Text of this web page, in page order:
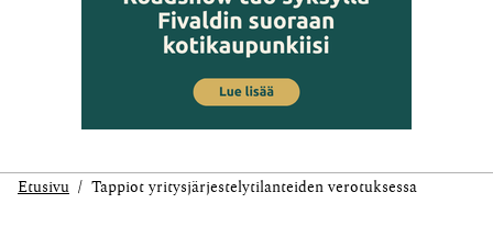
Etusivu Tappiot yritysjärjestely­tilanteiden verotuksessa